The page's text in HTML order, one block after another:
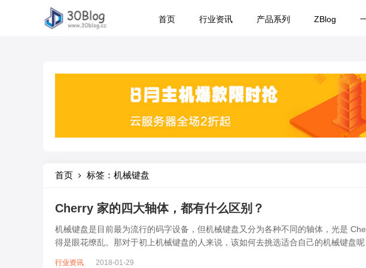
首页 行业资讯 产品系列 ZBlog
首页 标签：机械键盘
Cherry 家的四大轴体，都有什么区别？
机械键盘是目前最为流行的码字设备，但机械键盘又分为各种不同的轴体，光是
得是眼花缭乱。那对于初上机械键盘的人来说，该如何去挑选适合自己的机械键盘
行业资讯 2018-01-29